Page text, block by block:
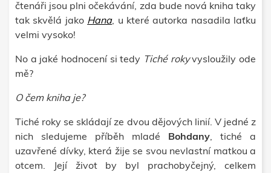
čtenáři jsou plni očekávání, zda bude nová kniha taky
tak skvělá jako Hana, u které autorka nasadila laťku
velmi vysoko!
No a jaké hodnocení si tedy Tiché rokyvysloužily ode
mě?
O čem kniha je?
Tiché roky se skládají ze dvou dějových linií. V jedné z
nich sledujeme příběh mladé Bohdany, tiché a
uzavřené dívky, která žije se svou nevlastní matkou a
otcem. Její život by byl prachobyčejný, celkem